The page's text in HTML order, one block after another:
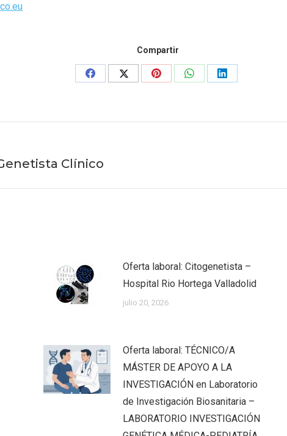
Compartir
Share
Share
Share
Share
Share
Clínico
Oferta laboral: Citogenetista –
Hospital Rio Hortega Valladolid
julio 20, 2026
Oferta laboral: TÉCNICO/A
MÁSTER DE APOYO A LA
INVESTIGACIÓN en Laboratorio
de Investigación Biosanitaria –
LABORATORIO INVESTIGACIÓN